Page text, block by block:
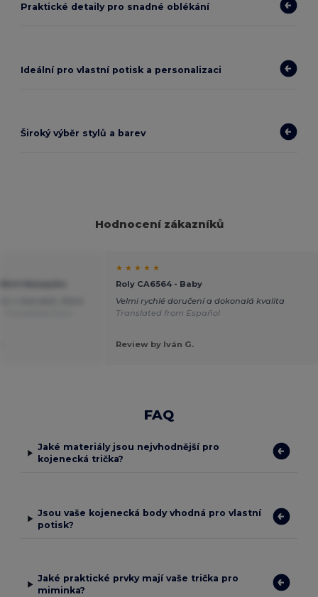
Praktické detaily pro snadné oblékání
Ideální pro vlastní potisk a personalizaci
Široký výběr stylů a barev
Hodnocení zákazníků
★ ★ ★ ★ ★
Roly CA6564 - Baby
Velmi rychlé doručení a dokonalá kvalita
Translated from Español
Review by Iván G.
FAQ
Jaké materiály jsou nejvhodnější pro
kojenecká trička?
Jsou vaše kojenecká body vhodná pro vlastní
potisk?
Jaké praktické prvky mají vaše trička pro
miminka?